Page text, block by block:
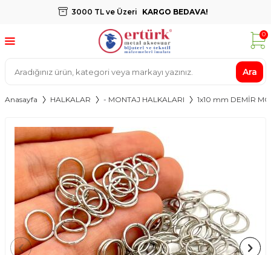
3000 TL ve Üzeri KARGO BEDAVA!
Ara
0
Anasayfa HALKALAR - MONTAJ HALKALARI 1x10 mm DEMİR